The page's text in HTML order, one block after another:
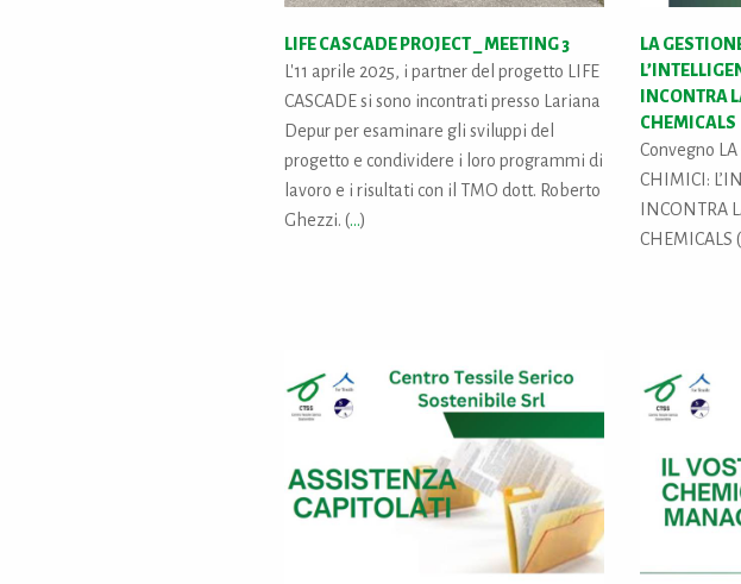
LIFE CASCADE PROJECT _ MEETING 3
L'11 aprile 2025, i partner del progetto LIFE
CASCADE si sono incontrati presso Lariana
Depur per esaminare gli sviluppi del
progetto e condividere i loro programmi di
lavoro e i risultati con il TMO dott. Roberto
Ghezzi. (...)
LA
INCONTRA
CHEMICALS
Convegno LA
CHIMICI:
INCONTRA
CHEMICALS (